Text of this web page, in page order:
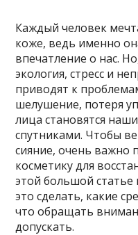
Каждый человек
коже, ведь именно
впечатление о нас.
экология, стресс и
приводят к
шелушение, потеря
лица становятся
спутниками. Чтобы
сияние, очень важно
косметику для
этой большой
это сделать, какие
что обращать
допускать.